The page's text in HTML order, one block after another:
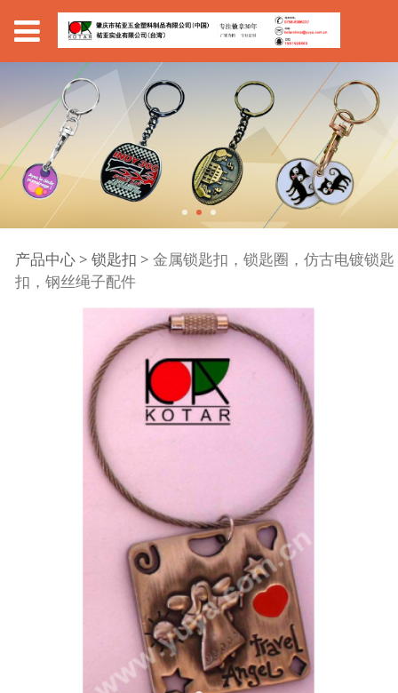
金属锁匙扣，锁匙圈，
仿古电镀锁匙扣，钢丝
绳子配件
产品中心> 锁匙扣 > 金属锁匙扣，锁匙圈，仿古电镀锁匙
扣，钢丝绳子配件